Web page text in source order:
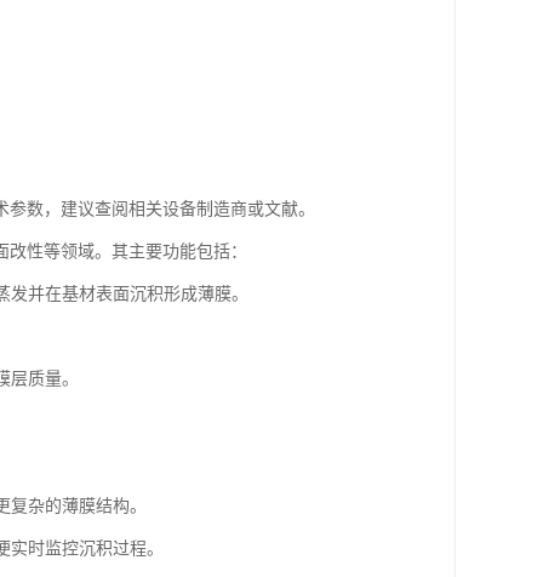
数，建议查阅相关设备制造商或文献。
性等领域。其主要功能包括：
并在基材表面沉积形成薄膜。
质量。
杂的薄膜结构。
时监控沉积过程。